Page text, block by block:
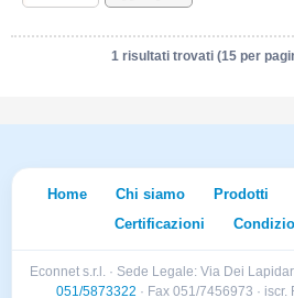
1 risultati trovati (15 per
Home Chi siamo Prodotti
Certificazioni
Econnet s.r.l. · Sede Legale: Via Dei
051/5873322 · Fax 051/7456973 · iscr.